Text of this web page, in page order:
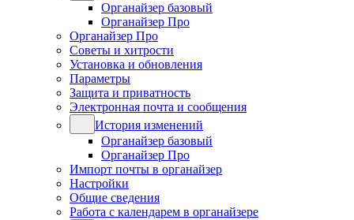
Органайзер базовый
Органайзер Про
Органайзер Про
Советы и хитрости
Установка и обновления
Параметры
Защита и приватность
Электронная почта и сообщения
История изменений
Органайзер базовый
Органайзер Про
Импорт почты в органайзер
Настройки
Общие сведения
Работа с календарем в органайзере